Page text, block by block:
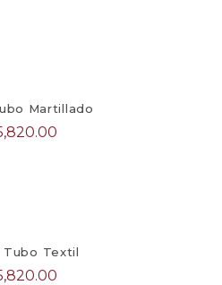
Martillado
Tubo Textil